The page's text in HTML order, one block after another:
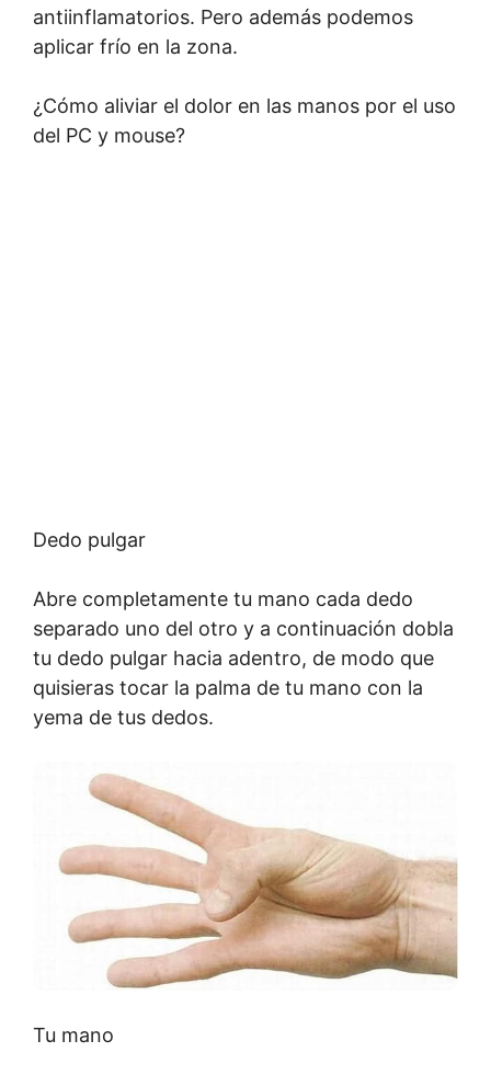
antiinflamatorios. Pero además podemos
aplicar frío en la zona.
¿Cómo aliviar el dolor en las manos por el uso
del PC y mouse?
Dedo pulgar
Abre completamente tu mano cada dedo
separado uno del otro y a continuación dobla
tu dedo pulgar hacia adentro, de modo que
quisieras tocar la palma de tu mano con la
yema de tus dedos.
Tu mano